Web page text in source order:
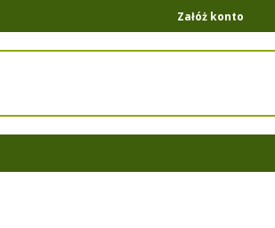
Załóż konto